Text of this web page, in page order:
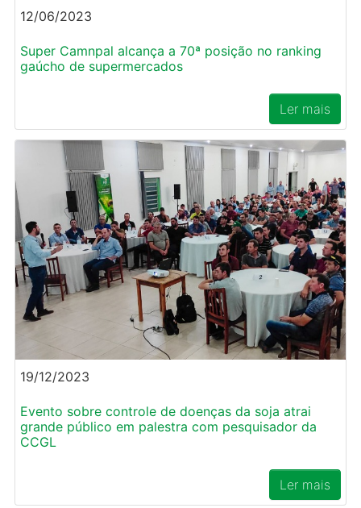
12/06/2023
Super Camnpal alcança a 70ª posição no ranking
gaúcho de supermercados
Ler mais
19/12/2023
Evento sobre controle de doenças da soja atrai
grande público em palestra com pesquisador da
CCGL
Ler mais